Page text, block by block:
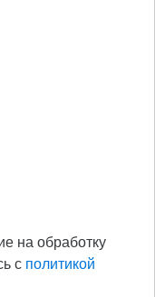
на обработку
с политикой